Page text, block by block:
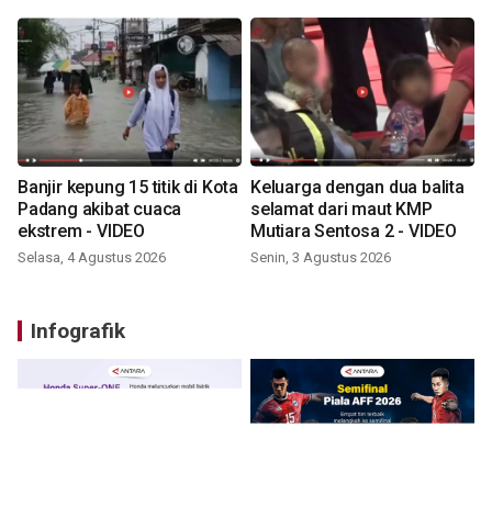
Banjir kepung 15 titik di Kota
Padang akibat cuaca
ekstrem - VIDEO
Selasa, 4 Agustus 2026
Keluarga dengan dua balita
selamat dari maut KMP
Mutiara Sentosa 2 - VIDEO
Senin, 3 Agustus 2026
Infografik